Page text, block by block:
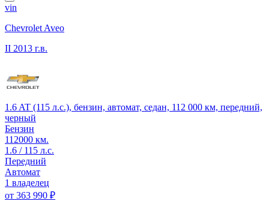
vin
Chevrolet Aveo
II 2013 г.в.
1.6 AT (115 л.с.), бензин, автомат, седан, 112 000 км, передний,
черный
Бензин
112000 км.
1.6 / 115 л.с.
Передний
Автомат
1 владелец
от 363 990 ₽